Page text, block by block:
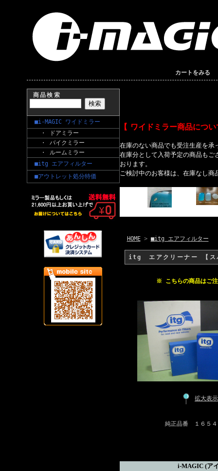
カートをみる
商品検索
■i-MAGIC ワイドミラー
・ ドアミラー
・ バイクミラー
・ ルームミラー
■itg エアフィルター
■アウトレット処分特価
【 ワイドミラー商品につ
在庫のない商品でも受注生産を承
在庫分として入荷予定の商品もご
おります。
ご検討中のお客様は、在庫なし
HOME> ■itg エアフィルター
itg エアクリーナー 【ス
※ こちらの商品はご注
拡大表示
純正品番 １６５４６
i-MAGIC (ア